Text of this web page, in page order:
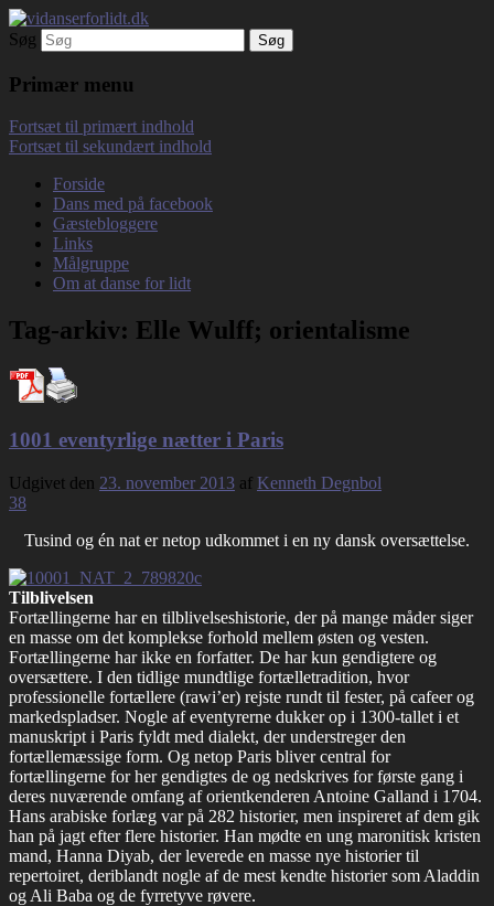
vidanserforlidt.dk
Debatterende tekster med filosofisk tilsnit
om hverdagens glæder og genvordigheder
Søg
Primær menu
Fortsæt til primært indhold
Fortsæt til sekundært indhold
Forside
Dans med på facebook
Gæstebloggere
Links
Målgruppe
Om at danse for lidt
Tag-arkiv: Elle Wulff; orientalisme
1001 eventyrlige nætter i Paris
Udgivet den 23. november 2013 af Kenneth Degnbol
38
Tusind og én nat er netop udkommet i en ny dansk oversættelse.
Tilblivelsen
Fortællingerne har en tilblivelseshistorie, der på mange måder siger
en masse om det komplekse forhold mellem østen og vesten.
Fortællingerne har ikke en forfatter. De har kun gendigtere og
oversættere. I den tidlige mundtlige fortælletradition, hvor
professionelle fortællere (rawi’er) rejste rundt til fester, på cafeer og
markedspladser. Nogle af eventyrerne dukker op i 1300-tallet i et
manuskript i Paris fyldt med dialekt, der understreger den
fortællemæssige form. Og netop Paris bliver central for
fortællingerne for her gendigtes de og nedskrives for første gang i
deres nuværende omfang af orientkenderen Antoine Galland i 1704.
Hans arabiske forlæg var på 282 historier, men inspireret af dem gik
han på jagt efter flere historier. Han mødte en ung maronitisk kristen
mand, Hanna Diyab, der leverede en masse nye historier til
repertoiret, deriblandt nogle af de mest kendte historier som Aladdin
og Ali Baba og de fyrretyve røvere.